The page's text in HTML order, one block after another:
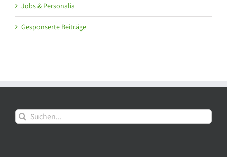
Jobs & Personalia
Gesponserte Beiträge
Suche
nach: